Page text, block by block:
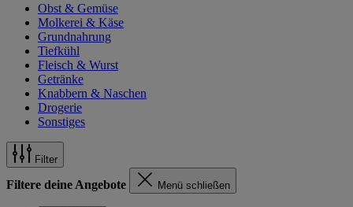
Obst & Gemüse
Molkerei & Käse
Grundnahrung
Tiefkühl
Fleisch & Wurst
Getränke
Knabbern & Naschen
Drogerie
Sonstiges
Filter
Filtere deine Angebote Menü schließen